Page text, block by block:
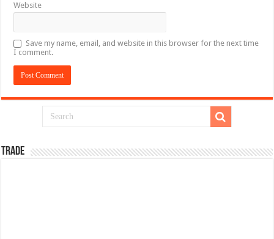
Website
Save my name, email, and website in this browser for the next time
I comment.
TRADE